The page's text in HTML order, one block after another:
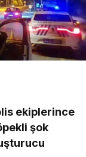
ekiplerince
şok